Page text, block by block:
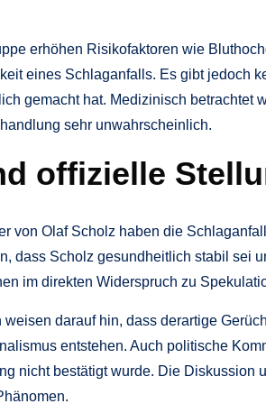
erhöhen Risikofaktoren wie
eines Schlaganfalls. Es gibt jedoch
gemacht hat. Medizinisch betrachtet
sehr unwahrscheinlich.
offizielle
von Olaf Scholz haben die
dass Scholz gesundheitlich stabil sei
im direkten Widerspruch zu
darauf hin, dass derartige
entstehen. Auch politische
nicht bestätigt wurde. Die Diskussion